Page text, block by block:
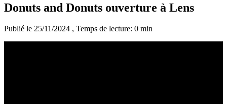
Donuts and Donuts ouverture à Lens
Publié le 25/11/2024 , Temps de lecture: 0 min